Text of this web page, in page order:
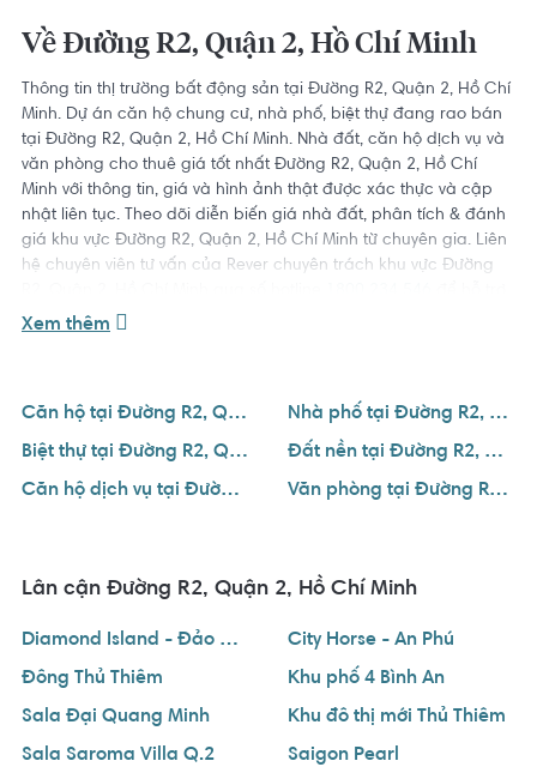
Về Đường R2, Quận 2, Hồ Chí Minh
Thông tin thị trường bất động sản tại Đường R2, Quận 2, Hồ Chí
Minh. Dự án căn hộ chung cư, nhà phố, biệt thự đang rao bán
tại Đường R2, Quận 2, Hồ Chí Minh. Nhà đất, căn hộ dịch vụ và
văn phòng cho thuê giá tốt nhất Đường R2, Quận 2, Hồ Chí
Minh với thông tin, giá và hình ảnh thật được xác thực và cập
nhật liên tục. Theo dõi diễn biến giá nhà đất, phân tích & đánh
giá khu vực Đường R2, Quận 2, Hồ Chí Minh từ chuyên gia. Liên
hệ chuyên viên tư vấn của Rever chuyên trách khu vực Đường
bạn tìm được ngôi nhà ưng ý với giá tốt nhất.
Xem thêm
Căn hộ tại Đường R2, Quận 2, Hồ Chí Minh
Nhà phố tại Đường R2, Quận 2, Hồ Chí Minh
Biệt thự tại Đường R2, Quận 2, Hồ Chí Minh
Đất nền tại Đường R2, Quận 2, Hồ Chí Minh
Căn hộ dịch vụ tại Đường R2, Quận 2, Hồ Chí Minh
Văn phòng tại Đường R2, Quận 2, Hồ Chí Minh
Lân cận Đường R2, Quận 2, Hồ Chí Minh
Diamond Island - Đảo Kim Cương
City Horse - An Phú
Đông Thủ Thiêm
Khu phố 4 Bình An
Sala Đại Quang Minh
Khu đô thị mới Thủ Thiêm
Sala Saroma Villa Q.2
Saigon Pearl